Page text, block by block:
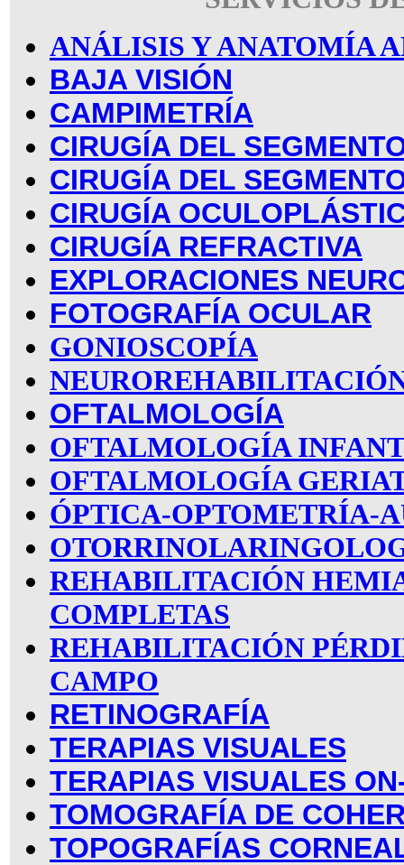
ANÁLISIS Y ANATOMÍA
BAJA VISIÓN
CAMPIMETRÍA
CIRUGÍA DEL
CIRUGÍA DEL
CIRUGÍA
CIRUGÍA REFRACTIVA
EXPLORACIONES
FOTOGRAFÍA OCULAR
GONIOSCOPÍA
OFTALMOLOGÍA
OFTALMOLOGÍA
OFTALMOLOGÍA
ÓPTICA-OPTOMETRÍA-
REHABILITACIÓN
COMPLETAS
REHABILITACIÓN
CAMPO
RETINOGRAFÍA
TERAPIAS VISUALES
TERAPIAS VISUALES
TOMOGRAFÍA DE
TOPOGRAFÍAS